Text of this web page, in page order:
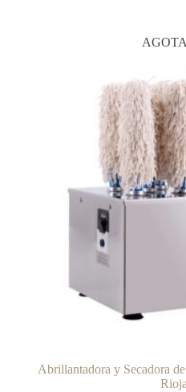
Abrillantadora y Secadora
Rioja